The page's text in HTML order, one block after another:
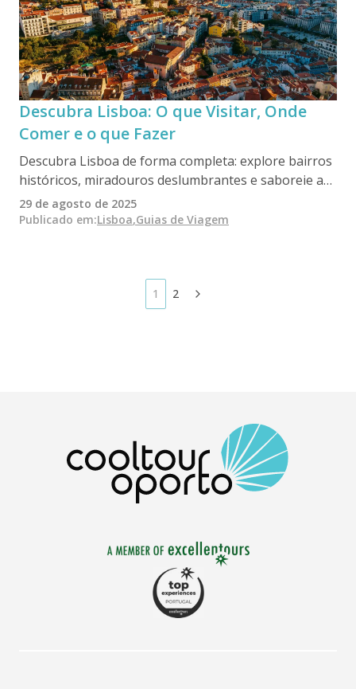
parques naturais extensos fazem deste destino um
local de diversidade e encanto excepcionais.
Descubra Lisboa: O que Visitar, Onde
Comer e o que Fazer
Descubra Lisboa de forma completa: explore bairros
históricos, miradouros deslumbrantes e saboreie a
gastronomia típica da cidade. Conheça os melhores
restaurantes, viva experiências de Fado e siga
Cascais e Ericeira para uma viagem inesquecível.
29 de agosto de 2025
Publicado em:Lisboa,Guias de Viagem
1 2